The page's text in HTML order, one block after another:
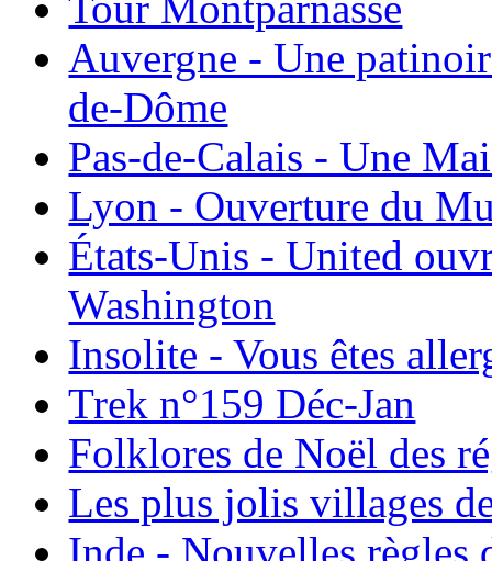
Auvergne - Une
de-Dôme
Pas-de-Calais - Une
Lyon - Ouverture du
États-Unis - United
Washington
Insolite - Vous êtes
Trek n°159 Déc-Jan
Folklores de Noël des
Les plus jolis villages
Inde - Nouvelles règles